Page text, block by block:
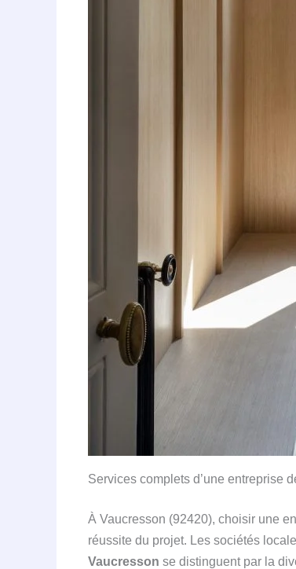
Services complets d’une entreprise
À Vaucresson (92420), choisir une
réussite du projet. Les sociétés
Vaucresson se distinguent par la